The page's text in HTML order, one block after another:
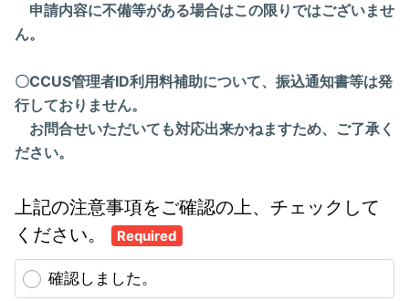
申請内容に不備等がある場合はこの限りではございませ
ん。
〇CCUS管理者ID利用料補助について、振込通知書等は発
行しておりません。
お問合せいただいても対応出来かねますため、ご了承く
ださい。
上記の注意事項をご確認の上、チェックして
ください。
Required
確認しました。